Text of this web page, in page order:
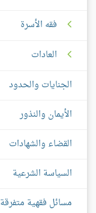
فقه الأسرة
العادات
الجنايات والحدود
الأيمان والنذور
القضاء والشهادات
السياسة الشرعية
مسائل فقهية متفرقة